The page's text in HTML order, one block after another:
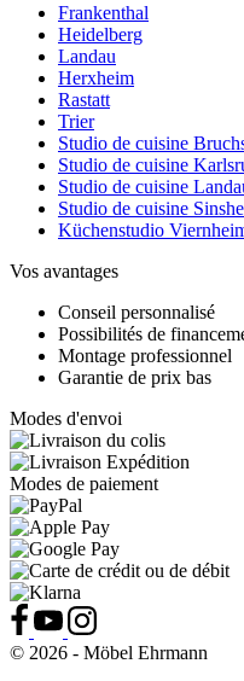
Frankenthal
Heidelberg
Landau
Herxheim
Rastatt
Trier
Studio de cuisine
Studio de cuisine
Studio de cuisine
Studio de cuisine
Küchenstudio
Vos avantages
Conseil personnalisé
Possibilités de
Montage professionnel
Garantie de prix bas
Modes d'envoi
Modes de paiement
© 2026 - Möbel Ehrmann